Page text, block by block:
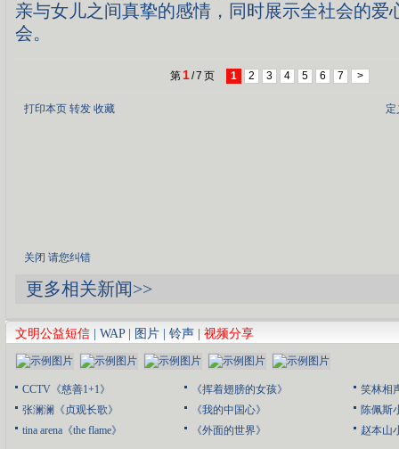
亲与女儿之间真挚的感情，同时展示全社会的爱
会。
第 1/7 页 1 2 3 4 5 6 7 >
打印本页 转发 收藏
关闭 请您纠错
更多相关新闻>>
文明公益短信 WAP| 图片 铃声 视频分享
CCTV《慈善1+1》
张澜澜《贞观长歌》
tina arena《the flame》
《挥着翅膀的女孩》
《我的中国心》
《外面的世界》
笑林相
陈佩斯
赵本山